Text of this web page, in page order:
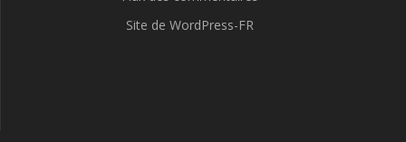
Site de WordPress-FR